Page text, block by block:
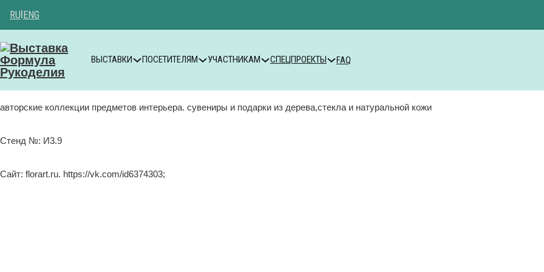
RU|ENG
ВЫСТАВКИ ПОСЕТИТЕЛЯМ УЧАСТНИКАМ СПЕЦПРОЕКТЫ FAQ
авторские коллекции предметов интерьера. сувениры и подарки из дерева,стекла и натуральной кожи
Стенд №: И3.9
Сайт: florart.ru. https://vk.com/id6374303;